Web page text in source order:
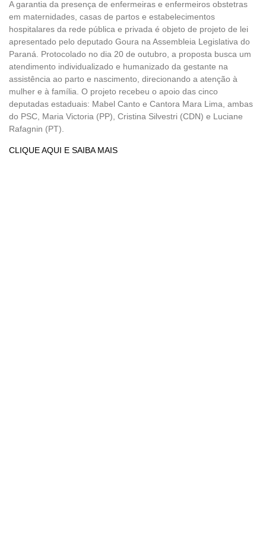
A garantia da presença de enfermeiras e enfermeiros obstetras
em maternidades, casas de partos e estabelecimentos
hospitalares da rede pública e privada é objeto de projeto de lei
apresentado pelo deputado Goura na Assembleia Legislativa do
Paraná. Protocolado no dia 20 de outubro, a proposta busca um
atendimento individualizado e humanizado da gestante na
assistência ao parto e nascimento, direcionando a atenção à
mulher e à família. O projeto recebeu o apoio das cinco
deputadas estaduais: Mabel Canto e Cantora Mara Lima, ambas
do PSC, Maria Victoria (PP), Cristina Silvestri (CDN) e Luciane
Rafagnin (PT).
CLIQUE AQUI E SAIBA MAIS